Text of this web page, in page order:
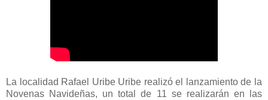
La localidad Rafael Uribe Uribe realizó el lanzamiento de la
Novenas Navideñas, un total de 11 se realizarán en las